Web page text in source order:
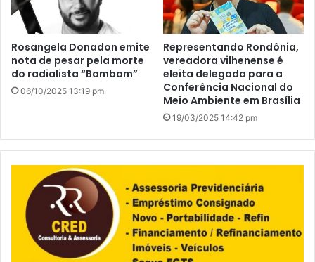
Rosangela Donadon emite
nota de pesar pela morte
do radialista “Bambam”
06/10/2025 13:19 pm
Representando Rondônia,
vereadora vilhenense é
eleita delegada para a
Conferência Nacional do
Meio Ambiente em Brasília
19/03/2025 14:42 pm